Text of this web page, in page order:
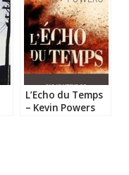
L’Echo du Temps
– Kevin Powers